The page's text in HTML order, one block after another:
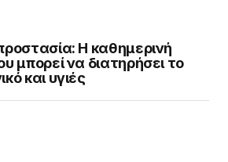
Η καθημερινή
μπορεί να διατηρήσει το
και υγιές